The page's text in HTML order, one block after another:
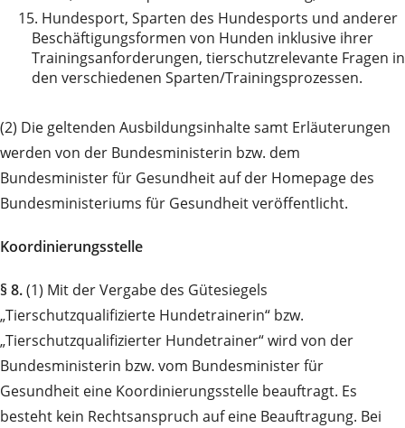
15. Hundesport, Sparten des Hundesports und anderer
Beschäftigungsformen von Hunden inklusive ihrer
Trainingsanforderungen, tierschutzrelevante Fragen in
den verschiedenen Sparten/Trainingsprozessen.
(2) Die geltenden Ausbildungsinhalte samt Erläuterungen
werden von der Bundesministerin bzw. dem
Bundesminister für Gesundheit auf der Homepage des
Bundesministeriums für Gesundheit veröffentlicht.
Koordinierungsstelle
§ 8.(1) Mit der Vergabe des Gütesiegels
„Tierschutzqualifizierte Hundetrainerin“ bzw.
„Tierschutzqualifizierter Hundetrainer“ wird von der
Bundesministerin bzw. vom Bundesminister für
Gesundheit eine Koordinierungsstelle beauftragt. Es
besteht kein Rechtsanspruch auf eine Beauftragung. Bei